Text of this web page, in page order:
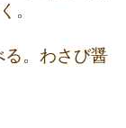
。
る。わさび醤